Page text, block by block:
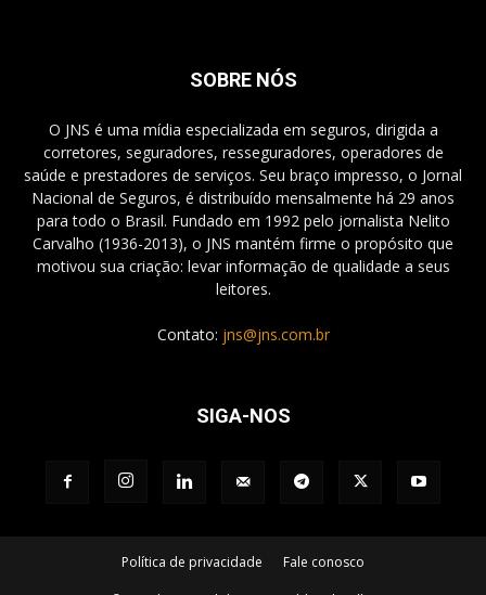
SOBRE NÓS
O JNS é uma mídia especializada em seguros, dirigida a
corretores, seguradores, resseguradores, operadores de
saúde e prestadores de serviços. Seu braço impresso, o Jornal
Nacional de Seguros, é distribuído mensalmente há 29 anos
para todo o Brasil. Fundado em 1992 pelo jornalista Nelito
Carvalho (1936-2013), o JNS mantém firme o propósito que
motivou sua criação: levar informação de qualidade a seus
leitores.
Contato: jns@jns.com.br
SIGA-NOS
Política de privacidade Fale conosco